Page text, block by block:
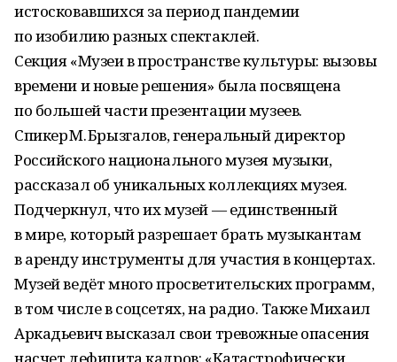
истосковавшихся за период пандемии
по изобилию разных спектаклей.
Секция «Музеи в пространстве культуры: вызовы
времени и новые решения» была посвящена
по большей части презентации музеев.
Спикер М. Брызгалов, генеральный директор
Российского национального музея музыки,
рассказал об уникальных коллекциях музея.
Подчеркнул, что их музей — единственный
в мире, который разрешает брать музыкантам
в аренду инструменты для участия в концертах.
Музей ведёт много просветительских программ,
в том числе в соцсетях, на радио. Также Михаил
Аркадьевич высказал свои тревожные опасения